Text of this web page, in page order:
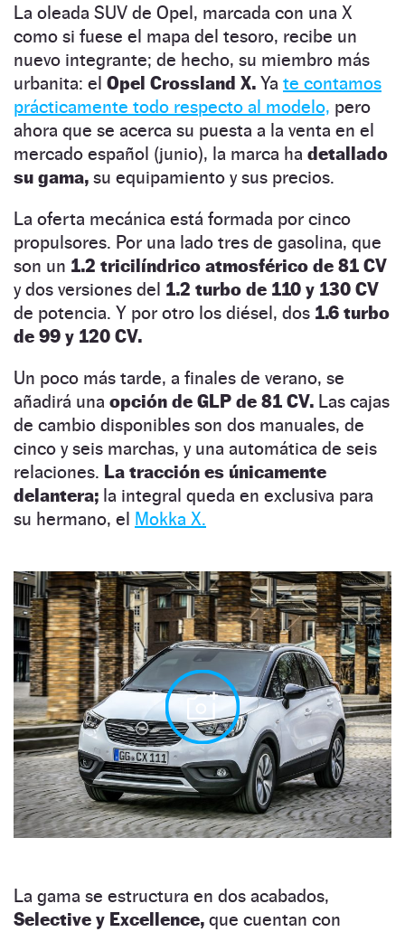
La oleada SUV de Opel, marcada con una X
como si fuese el mapa del tesoro, recibe un
nuevo integrante; de hecho, su miembro más
urbanita: el Opel Crossland X. Ya te contamos
prácticamente todo respecto al modelo, pero
ahora que se acerca su puesta a la venta en el
mercado español (junio), la marca ha detallado
su gama, su equipamiento y sus precios.
La oferta mecánica está formada por cinco
propulsores. Por una lado tres de gasolina, que
son un 1.2 tricilíndrico atmosférico de 81 CV
y dos versiones del 1.2 turbo de 110 y 130 CV
de potencia. Y por otro los diésel, dos 1.6 turbo
de 99 y 120 CV.
Un poco más tarde, a finales de verano, se
añadirá una opción de GLP de 81 CV. Las cajas
de cambio disponibles son dos manuales, de
cinco y seis marchas, y una automática de seis
relaciones. La tracción es únicamente
delantera; la integral queda en exclusiva para
su hermano, el Mokka X.
La gama se estructura en dos acabados,
Selective y Excellence, que cuentan con